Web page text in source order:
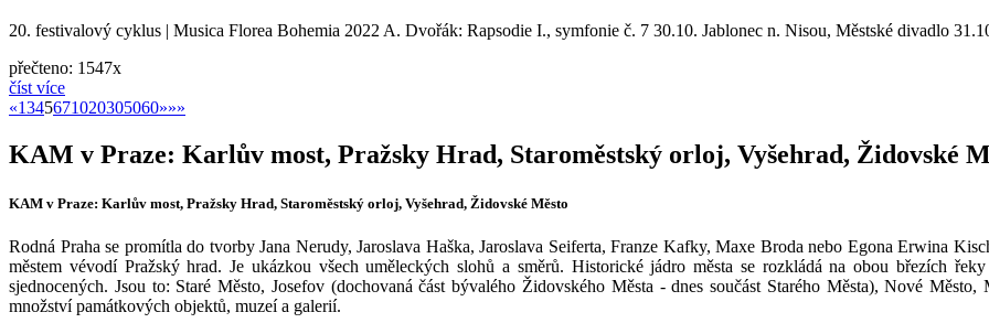
20. festivalový cyklus | Musica Florea Bohemia 2022 A. Dvořák: Rapsodie I., symfonie č. 7 30.10. Jablonec n. Nisou, Městské divadlo
přečteno: 1547x
číst více
««1345671020305060»»
»»
KAM v Praze: Karlův most, Pražsky Hrad, Staroměstský orloj, Vyšehrad, Židovské
KAM v Praze: Karlův most, Pražsky Hrad, Staroměstský orloj, Vyšehrad, Židovské Město
Rodná Praha se promítla do tvorby Jana Nerudy, Jaroslava Haška, Jaroslava Seiferta, Franze Kafky, Maxe Broda nebo Egona Erwina
městem vévodí Pražský hrad. Je ukázkou všech uměleckých slohů a směrů. Historické jádro města se rozkládá na obou březích
sjednocených. Jsou to: Staré Město, Josefov (dochovaná část bývalého Židovského Města - dnes součást Starého Města), Nové
množství památkových objektů, muzeí a galerií.